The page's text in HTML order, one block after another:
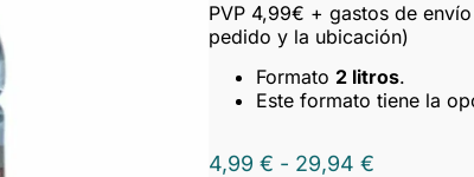
PVP 4,99€ + gastos de
pedido y la ubicación)
Formato 2 litros.
Este formato tiene la
4,99 € - 29,94 €